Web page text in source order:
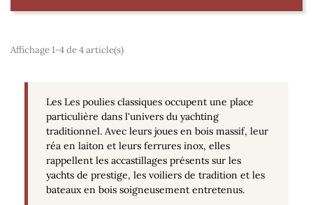
Affichage 1-4 de 4 article(s)
Les Les poulies classiques occupent une place
particulière dans l'univers du yachting
traditionnel. Avec leurs joues en bois massif, leur
réa en laiton et leurs ferrures inox, elles
rappellent les accastillages présents sur les
yachts de prestige, les voiliers de tradition et les
bateaux en bois soigneusement entretenus.